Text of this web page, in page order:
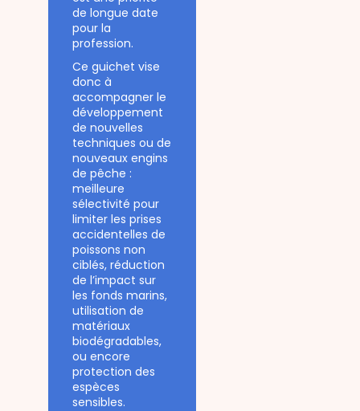
de longue date
pour la
profession.
Ce guichet vise
donc à
accompagner le
développement
de nouvelles
techniques ou de
nouveaux engins
de pêche :
meilleure
sélectivité pour
limiter les prises
accidentelles de
poissons non
ciblés, réduction
de l’impact sur
les fonds marins,
utilisation de
matériaux
biodégradables,
ou encore
protection des
espèces
sensibles.